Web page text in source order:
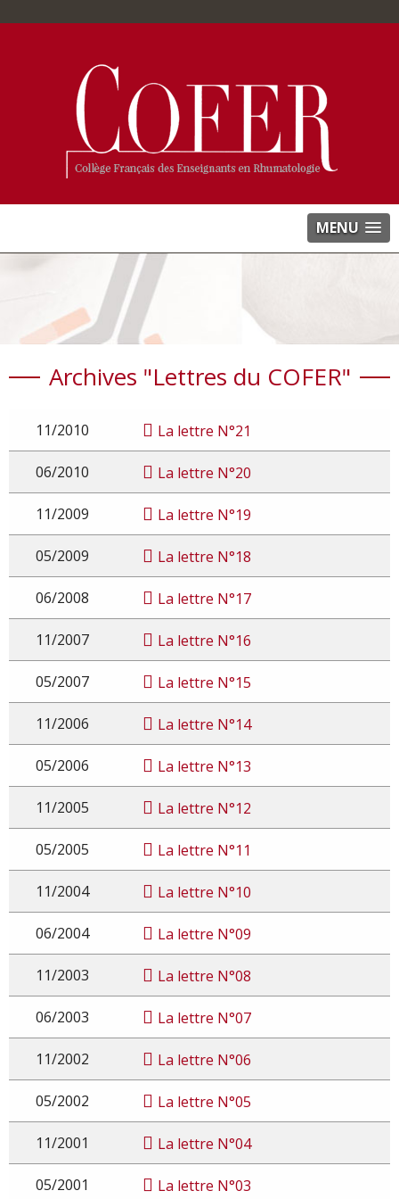
MENU
Archives "Lettres du COFER"
11/2010 La lettre N°21
06/2010 La lettre N°20
11/2009 La lettre N°19
05/2009 La lettre N°18
06/2008 La lettre N°17
11/2007 La lettre N°16
05/2007 La lettre N°15
11/2006 La lettre N°14
05/2006 La lettre N°13
11/2005 La lettre N°12
05/2005 La lettre N°11
11/2004 La lettre N°10
06/2004 La lettre N°09
11/2003 La lettre N°08
06/2003 La lettre N°07
11/2002 La lettre N°06
05/2002 La lettre N°05
11/2001 La lettre N°04
05/2001 La lettre N°03